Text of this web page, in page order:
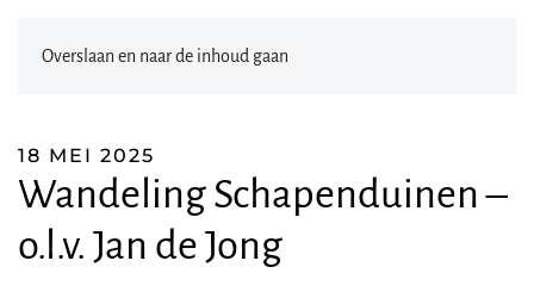
Overslaan en naar de inhoud gaan
18 MEI 2025
Wandeling Schapenduinen –
o.l.v. Jan de Jong